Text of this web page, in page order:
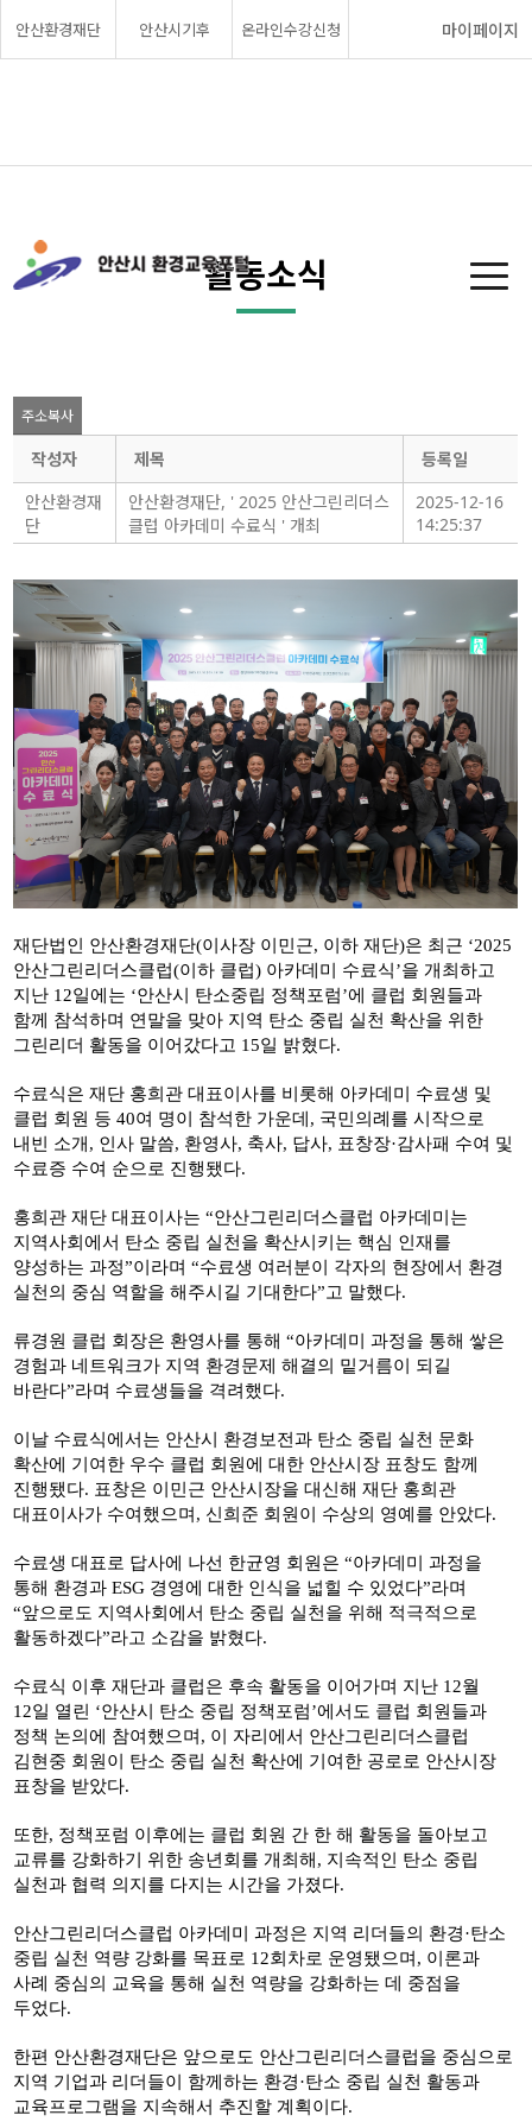
안산환경재단 안산시기후 온라인수강신청 마이페이지
활동소식
주소복사
작성자 제목
등록일
안산환경재
단
안산환경재단, ' 2025 안산그린리더스
클럽 아카데미 수료식 ' 개최
2025-12-16
14:25:37
재단법인 안산환경재단(이사장 이민근, 이하 재단)은 최근 ‘2025
안산그린리더스클럽(이하 클럽) 아카데미 수료식’을 개최하고
지난 12일에는 ‘안산시 탄소중립 정책포럼’에 클럽 회원들과
함께 참석하며 연말을 맞아 지역 탄소 중립 실천 확산을 위한
그린리더 활동을 이어갔다고 15일 밝혔다.
수료식은 재단 홍희관 대표이사를 비롯해 아카데미 수료생 및
클럽 회원 등40여 명이 참석한 가운데 , 국민의례를 시작으로
내빈 소개 , 인사 말씀, 환영사, 축사, 답사, 표창장·감사패 수여 및
수료증 수여 순으로 진행됐다.
홍희관 재단 대표이사는“안산그린리더스클럽 아카데미는
지역사회에서 탄소 중립 실천을 확산시키는 핵심 인재를
양성하는 과정”이라며“수료생 여러분이 각자의 현장에서 환경
실천의 중심 역할을 해주시길 기대한다”고 말했다.
류경원 클럽 회장은 환영사를 통해“아카데미 과정을 통해 쌓은
경험과 네트워크가 지역 환경문제 해결의 밑거름이 되길
바란다”라며 수료생들을 격려했다.
이날 수료식에서는 안산시 환경보전과 탄소 중립 실천 문화
확산에 기여한 우수 클럽 회원에 대한 안산시장 표창도 함께
진행됐다. 표창은 이민근 안산시장을 대신해 재단 홍희관
대표이사가 수여했으며 , 신희준 회원이 수상의 영예를 안았다.
수료생 대표로 답사에 나선 한균영 회원은“아카데미 과정을
통해 환경과ESG 경영에 대한 인식을 넓힐 수 있었다”라며
“앞으로도 지역사회에서 탄소 중립 실천을 위해 적극적으로
활동하겠다”라고 소감을 밝혔다.
수료식 이후 재단과 클럽은 후속 활동을 이어가며 지난 12월
12일 열린 ‘안산시 탄소 중립 정책포럼’에서도 클럽 회원들과
정책 논의에 참여했으며 , 이 자리에서 안산그린리더스클럽
김현중 회원이 탄소 중립 실천 확산에 기여한 공로로 안산시장
표창을 받았다.
또한, 정책포럼 이후에는 클럽 회원 간 한 해 활동을 돌아보고
교류를 강화하기 위한 송년회를 개최해 , 지속적인 탄소 중립
실천과 협력 의지를 다지는 시간을 가졌다.
안산그린리더스클럽 아카데미 과정은 지역 리더들의 환경·탄소
중립 실천 역량 강화를 목표로 12회차로 운영됐으며 , 이론과
사례 중심의 교육을 통해 실천 역량을 강화하는 데 중점을
두었다.
한편 안산환경재단은 앞으로도 안산그린리더스클럽을 중심으로
지역 기업과 리더들이 함께하는 환경·탄소 중립 실천 활동과
교육프로그램을 지속해서 추진할 계획이다.